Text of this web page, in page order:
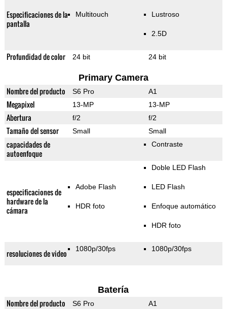
Especificaciones de la
pantalla
Multitouch Lustroso
2.5D
Profundidad de color 24 bit 24 bit
Primary Camera
Nombre del producto S6 Pro A1
Megapixel 13-MP 13-MP
Abertura f/2 f/2
Tamaño del sensor Small Small
capacidades de
autoenfoque
Contraste
especificaciones de
hardware de la
cámara
Adobe Flash
HDR foto
Doble LED Flash
LED Flash
Enfoque automático
HDR foto
resoluciones de video 1080p/30fps 1080p/30fps
Batería
Nombre del producto S6 Pro A1